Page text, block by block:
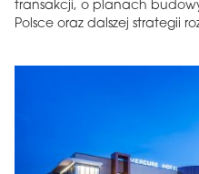
transakcji, o planach
Polsce oraz dalszej strategii